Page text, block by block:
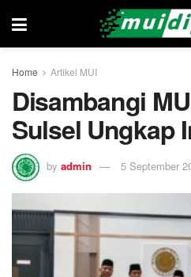
Home Artikel MUI
Disambangi
Sulsel Ungkap
by admin 5 September